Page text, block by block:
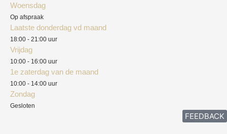
Woensdag
Op afspraak
Laatste donderdag vd maand
18:00 - 21:00 uur
Vrijdag
10:00 - 16:00 uur
1e zaterdag van de maand
10:00 - 14:00 uur
Zondag
Gesloten
FEEDBACK